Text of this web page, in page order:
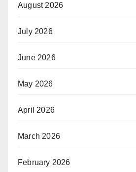
August 2026
July 2026
June 2026
May 2026
April 2026
March 2026
February 2026